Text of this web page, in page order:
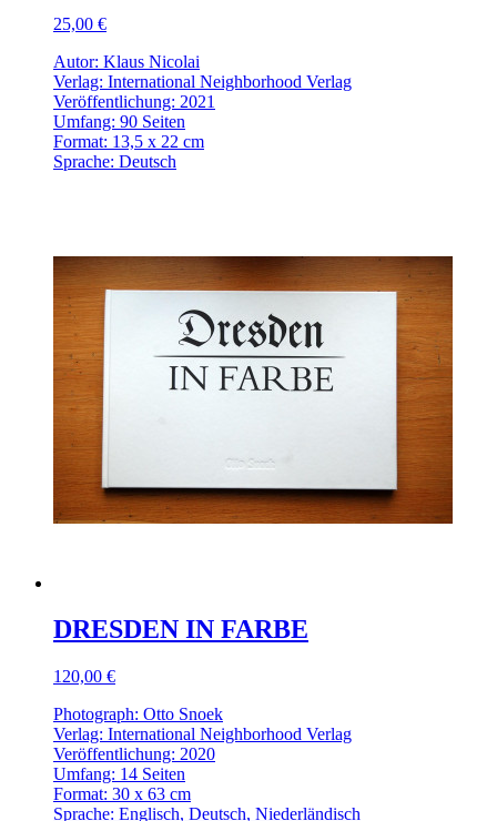
25,00 €
Autor: Klaus Nicolai
Verlag: International Neighborhood Verlag
Veröffentlichung: 2021
Umfang: 90 Seiten
Format: 13,5 x 22 cm
Sprache: Deutsch
DRESDEN IN FARBE
120,00 €
Photograph: Otto Snoek
Verlag: International Neighborhood Verlag
Veröffentlichung: 2020
Umfang: 14 Seiten
Format: 30 x 63 cm
Sprache: Englisch, Deutsch, Niederländisch